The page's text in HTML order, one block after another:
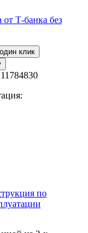
от Т-банка без
клик
11784830
по